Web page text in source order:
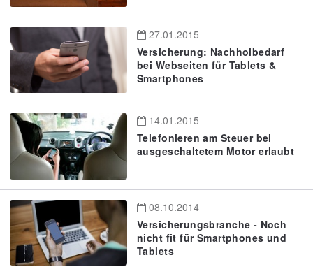
27.01.2015
Versicherung: Nachholbedarf
bei Webseiten für Tablets &
Smartphones
14.01.2015
Telefonieren am Steuer bei
ausgeschaltetem Motor erlaubt
08.10.2014
Versicherungsbranche - Noch
nicht fit für Smartphones und
Tablets